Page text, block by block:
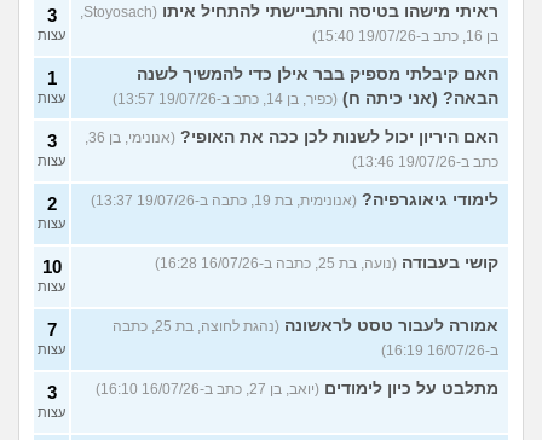
ראיתי מישהו בטיסה והתביישתי להתחיל איתו
בן 16, כתב ב-19/07/26 15:40)
3
עצות
האם קיבלתי מספיק בבר אילן כדי להמשיך לשנה
הבאה? (אני כיתה ח) (כפיר, בן 14, כתב ב-19/07/26 13:57)
1
עצות
האם היריון יכול לשנות לכן ככה את האופי?
כתב ב-19/07/26 13:46)
3
עצות
לימודי גיאוגרפיה? (אנונימית, בת 19, כתבה ב-19/07/26 13:37) 2
עצות
קושי בעבודה (נועה, בת 25, כתבה ב-16/07/26 16:28) 10
עצות
אמורה לעבור טסט לראשונה
(נהגת לחוצה, בת 25, כתבה
ב-16/07/26 16:19)
7
עצות
מתלבט על כיון לימודים (יואב, בן 27, כתב ב-16/07/26 16:10) 3
עצות